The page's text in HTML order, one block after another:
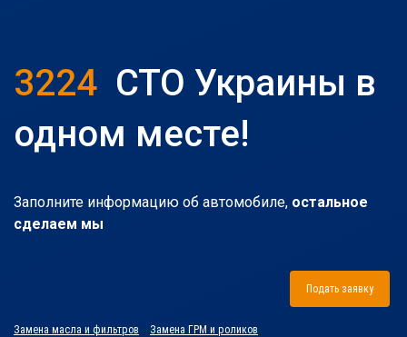
3224 СТО Украины в
одном месте!
Заполните информацию об автомобиле, остальное
сделаем мы
Подать заявку
Замена масла и фильтров Замена ГРМ и роликов